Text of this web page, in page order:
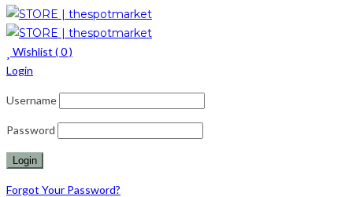
Wishlist (0)
Login
Username
Password
Forgot Your Password?